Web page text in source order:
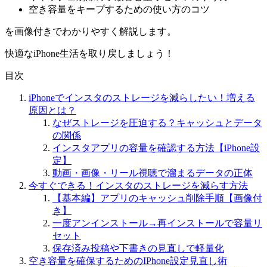
空き容量をキープするための使い方のコツ
を画像付きでわかりやすく解説します。
快適なiPhone生活を取り戻しましょう！
目次
iPhoneでインスタのストレージを減らしたい！増える
原因とは？
なぜストレージを圧迫する？キャッシュとデータ
の関係
インスタアプリの容量を確認する方法【iPhone設
定】
動画・画像・リール視聴で溜まるデータの正体
今すぐできる！インスタのストレージを減らす方法
【基本編】アプリのキャッシュ削除手順【画像付
き】
一度アンインストール→再インストールで容量リ
セット
保存済み投稿や下書きの見直しで軽量化
空き容量を確保するためのIPhone設定見直し術